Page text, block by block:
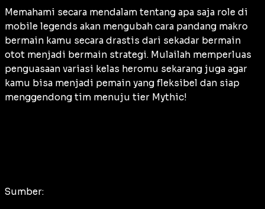
Memahami secara mendalam tentang apa saja role di
mobile legends akan mengubah cara pandang makro
bermain kamu secara drastis dari sekadar bermain
otot menjadi bermain strategi. Mulailah memperluas
penguasaan variasi kelas heromu sekarang juga agar
kamu bisa menjadi pemain yang fleksibel dan siap
menggendong tim menuju tier Mythic!
Sumber: